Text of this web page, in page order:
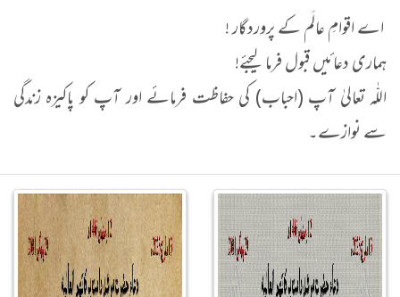
اے اقوامِ عالَم کے پروردگار !
ہماری دعائیں قبول فرما لیجئے!
اللّٰہ تعالیٰ آپ (احباب) کی حفاظت فرمائے اور آپ کو پاکیزہ زندگی
سے نوازے۔